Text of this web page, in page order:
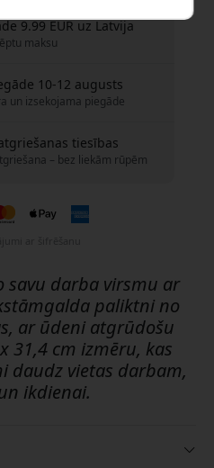
9.99 EUR uz Latvija
maksu
10-12 augusts
un izsekojama piegāde
tiesības
– bez liekām rūpēm
savu darba virsmu ar
paliktni no
ar ūdeni atgrūdošu
31,4 cm izmēru, kas
daudz vietas darbam,
ikdienai.